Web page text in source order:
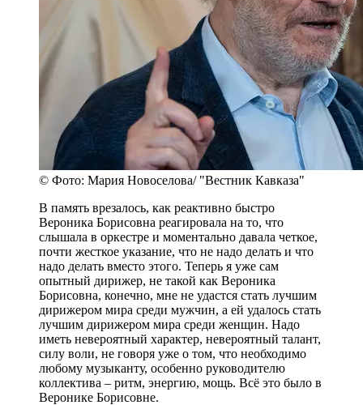
© Фото: Мария Новоселова/ "Вестник Кавказа"
В память врезалось, как реактивно быстро
Вероника Борисовна реагировала на то, что
слышала в оркестре и моментально давала четкое,
почти жесткое указание, что не надо делать и что
надо делать вместо этого. Теперь я уже сам
опытный дирижер, не такой как Вероника
Борисовна, конечно, мне не удастся стать лучшим
дирижером мира среди мужчин, а ей удалось стать
лучшим дирижером мира среди женщин. Надо
иметь невероятный характер, невероятный талант,
силу воли, не говоря уже о том, что необходимо
любому музыканту, особенно руководителю
коллектива – ритм, энергию, мощь. Всё это было в
Веронике Борисовне.